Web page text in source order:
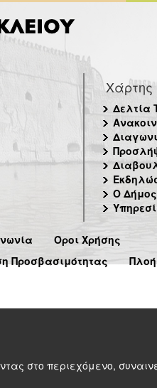
Χάρτης
Δελτία
Ο Δήμος
Όροι Χρήσης
Προσβασιμότητας
στο περιεχόμενο,